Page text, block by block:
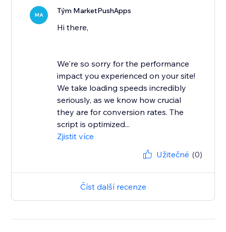
MA Tým MarketPushApps
Hi there,
We're so sorry for the performance
impact you experienced on your site!
We take loading speeds incredibly
seriously, as we know how crucial
they are for conversion rates. The
script is optimized...
Zjistit více
Užitečné (0)
Číst další recenze